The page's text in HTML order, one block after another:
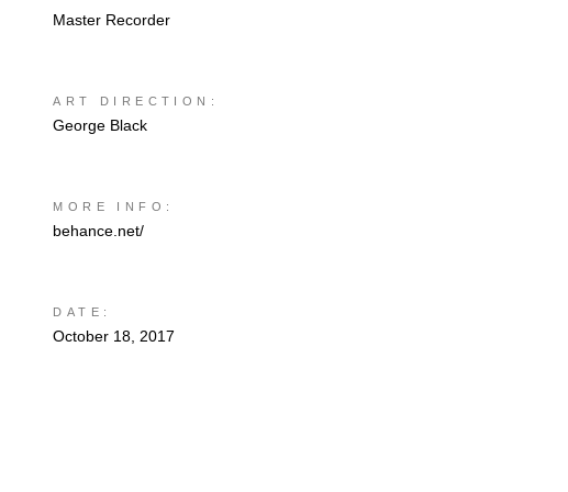
Master Recorder
ART DIRECTION:
George Black
MORE INFO:
behance.net/
DATE:
October 18, 2017